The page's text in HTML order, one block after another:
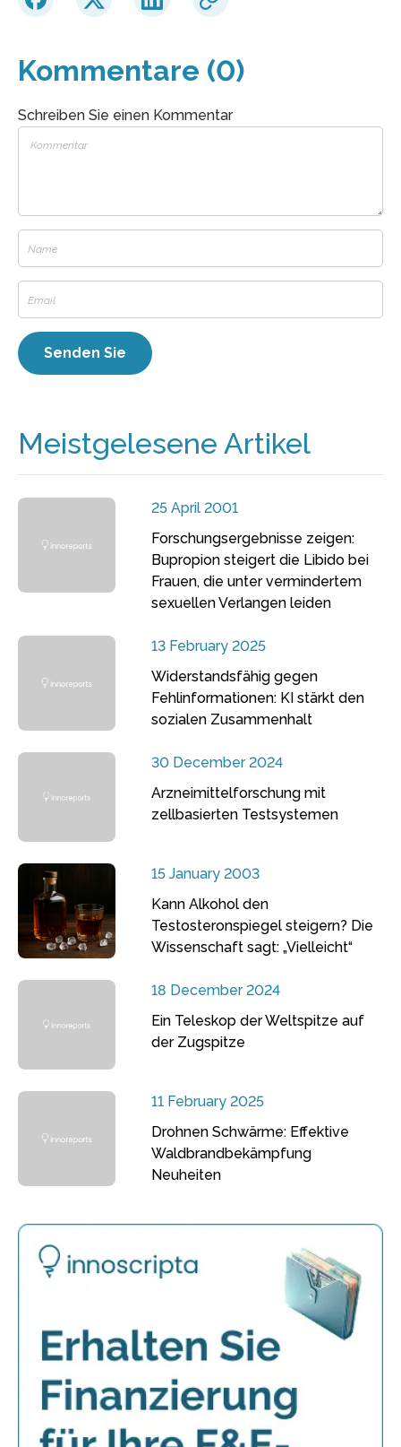
Kommentare (0)
Schreiben Sie einen Kommentar
Meistgelesene Artikel
25 April 2001
Forschungsergebnisse zeigen:
Bupropion steigert die Libido bei
Frauen, die unter vermindertem
sexuellen Verlangen leiden
13 February 2025
Widerstandsfähig gegen
Fehlinformationen: KI stärkt den
sozialen Zusammenhalt
30 December 2024
Arzneimittelforschung mit
zellbasierten Testsystemen
15 January 2003
Kann Alkohol den
Testosteronspiegel steigern? Die
Wissenschaft sagt: „Vielleicht“
18 December 2024
Ein Teleskop der Weltspitze auf
der Zugspitze
11 February 2025
Drohnen Schwärme: Effektive
Waldbrandbekämpfung
Neuheiten